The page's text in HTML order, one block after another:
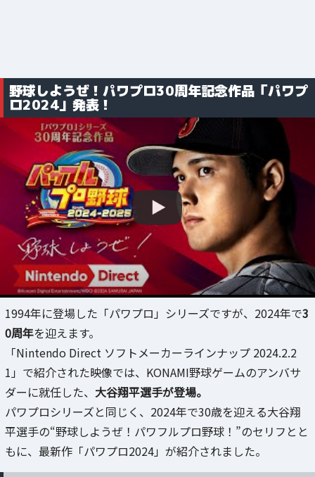
野球しようぜ！パワプロ30周年記念作品「パワプ
ロ2024」発表！
1994年に登場した「パワプロ」シリーズですが、2024年で3
0周年を迎えます。
「Nintendo Direct ソフトメーカーラインナップ 2024.2.2
1」で紹介された映像では、KONAMI野球ゲームのアンバサ
ダーに就任した、 大谷翔平選手が登場。
パワプロシリーズと同じく、2024年で30歳を迎える大谷翔
平選手の“野球しようぜ！パワフルプロ野球！”のセリフとと
もに、最新作「パワプロ2024」が紹介されました。